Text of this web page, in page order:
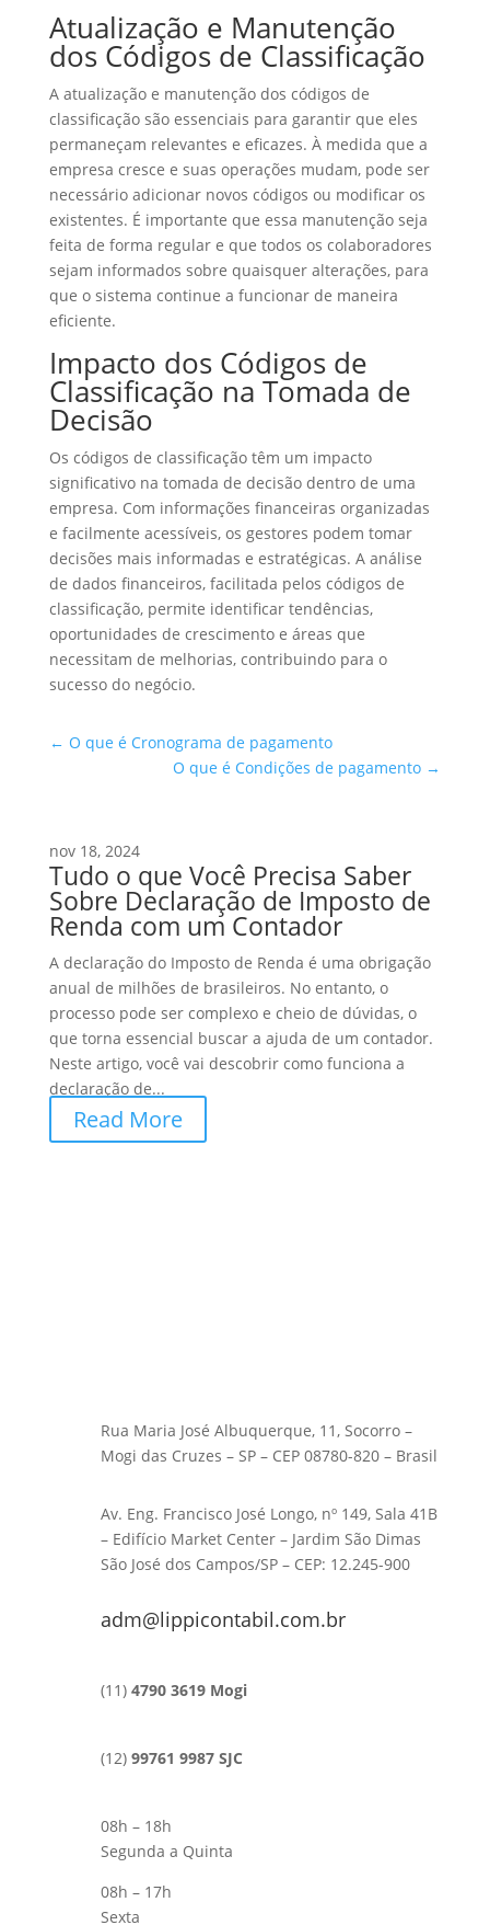
Atualização e Manutenção
dos Códigos de Classificação
A atualização e manutenção dos códigos de
classificação são essenciais para garantir que eles
permaneçam relevantes e eficazes. À medida que a
empresa cresce e suas operações mudam, pode ser
necessário adicionar novos códigos ou modificar os
existentes. É importante que essa manutenção seja
feita de forma regular e que todos os colaboradores
sejam informados sobre quaisquer alterações, para
que o sistema continue a funcionar de maneira
eficiente.
Impacto dos Códigos de
Classificação na Tomada de
Decisão
Os códigos de classificação têm um impacto
significativo na tomada de decisão dentro de uma
empresa. Com informações financeiras organizadas
e facilmente acessíveis, os gestores podem tomar
decisões mais informadas e estratégicas. A análise
de dados financeiros, facilitada pelos códigos de
classificação, permite identificar tendências,
oportunidades de crescimento e áreas que
necessitam de melhorias, contribuindo para o
sucesso do negócio.
← O que é Cronograma de pagamento
O que é Condições de pagamento →
nov 18, 2024
Tudo o que Você Precisa Saber
Sobre Declaração de Imposto de
Renda com um Contador
A declaração do Imposto de Renda é uma obrigação
anual de milhões de brasileiros. No entanto, o
processo pode ser complexo e cheio de dúvidas, o
que torna essencial buscar a ajuda de um contador.
Neste artigo, você vai descobrir como funciona a
declaração de...
Read More
Rua Maria José Albuquerque, 11, Socorro –
Mogi das Cruzes – SP – CEP 08780-820 – Brasil
Av. Eng. Francisco José Longo, nº 149, Sala 41B
– Edifício Market Center – Jardim São Dimas
São José dos Campos/SP – CEP: 12.245-900
adm@lippicontabil.com.br
(11) 4790 3619 Mogi
(12) 99761 9987 SJC
08h – 18h
Segunda a Quinta
08h – 17h
Sexta